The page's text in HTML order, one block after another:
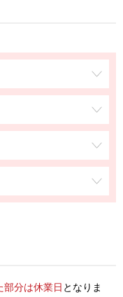
部分は休業日 となりま